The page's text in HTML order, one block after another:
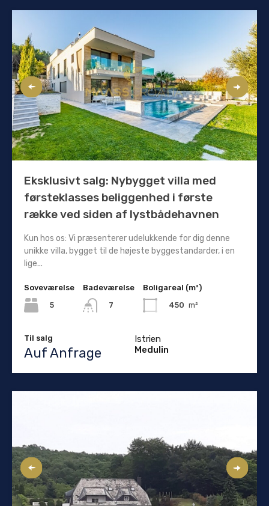
Eksklusivt salg: Nybygget villa med
førsteklasses beliggenhed i første
række ved siden af ​​lystbådehavnen
Kun hos os: Vi præsenterer udelukkende for dig denne
unikke villa, bygget til de højeste byggestandarder, i en
lige...
Soveværelse
5
Badeværelse
7
Boligareal (m²)
450 m²
Til salg
Auf Anfrage
Istrien
Medulin